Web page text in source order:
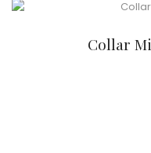
Collar